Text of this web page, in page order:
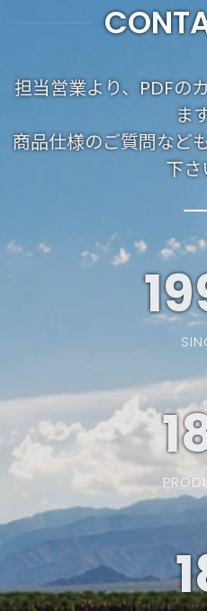
担当営業より、PDFの
ま
商品仕様のご質問など
下さ